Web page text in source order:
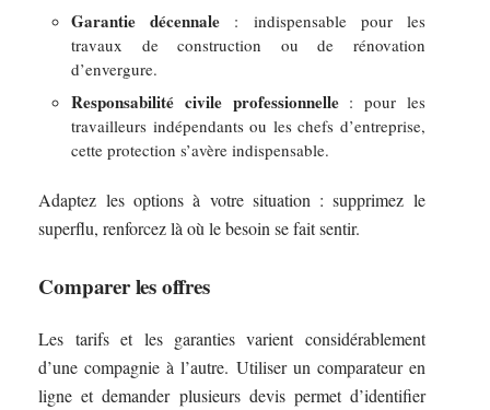
Garantie décennale : indispensable pour les
travaux de construction ou de rénovation
d’envergure.
Responsabilité civile professionnelle: pour les
travailleurs indépendants ou les chefs d’entreprise,
cette protection s’avère indispensable.
Adaptez les options à votre situation : supprimez le
superflu, renforcez là où le besoin se fait sentir.
Comparer les offres
Les tarifs et les garanties varient considérablement
d’une compagnie à l’autre. Utiliser un comparateur en
ligne et demander plusieurs devis permet d’identifier